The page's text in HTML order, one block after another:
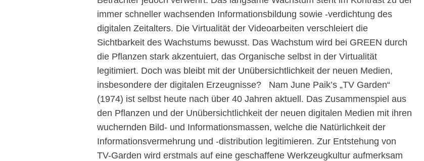
immer schneller wachsenden Informationsbildung sowie -verdichtung des
digitalen Zeitalters. Die Virtualität der Videoarbeiten verschleiert die
Sichtbarkeit des Wachstums bewusst. Das Wachstum wird bei GREEN durch
die Pflanzen stark akzentuiert, das Organische selbst in der Virtualität
legitimiert. Doch was bleibt mit der Unübersichtlichkeit der neuen Medien,
insbesondere der digitalen Erzeugnisse? Nam June Paik’s „TV Garden“
(1974) ist selbst heute nach über 40 Jahren aktuell. Das Zusammenspiel aus
den Pflanzen und der Unübersichtlichkeit der neuen digitalen Medien mit ihren
wuchernden Bild- und Informationsmassen, welche die Natürlichkeit der
Informationsvermehrung und -distribution legitimieren. Zur Entstehung von
TV-Garden wird erstmals auf eine geschaffene Werkzeugkultur aufmerksam